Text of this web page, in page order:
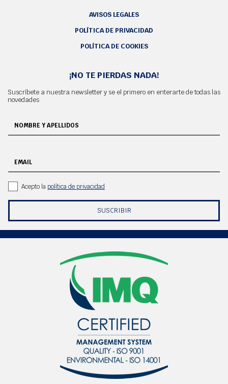
AVISOS LEGALES
POLÍTICA DE PRIVACIDAD
POLÍTICA DE COOKIES
¡NO TE PIERDAS NADA!
Suscríbete a nuestra newsletter y se el primero en enterarte de todas las
novedades
NOMBRE Y APELLIDOS
EMAIL
Acepto la política de privacidad
SUSCRIBIR